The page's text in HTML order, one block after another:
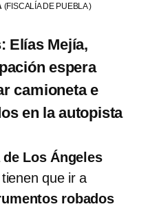
(FISCALÍA DE PUEBLA )
Elías Mejía,
espera
camioneta e
en la autopista
Los Ángeles
que ir a
robados